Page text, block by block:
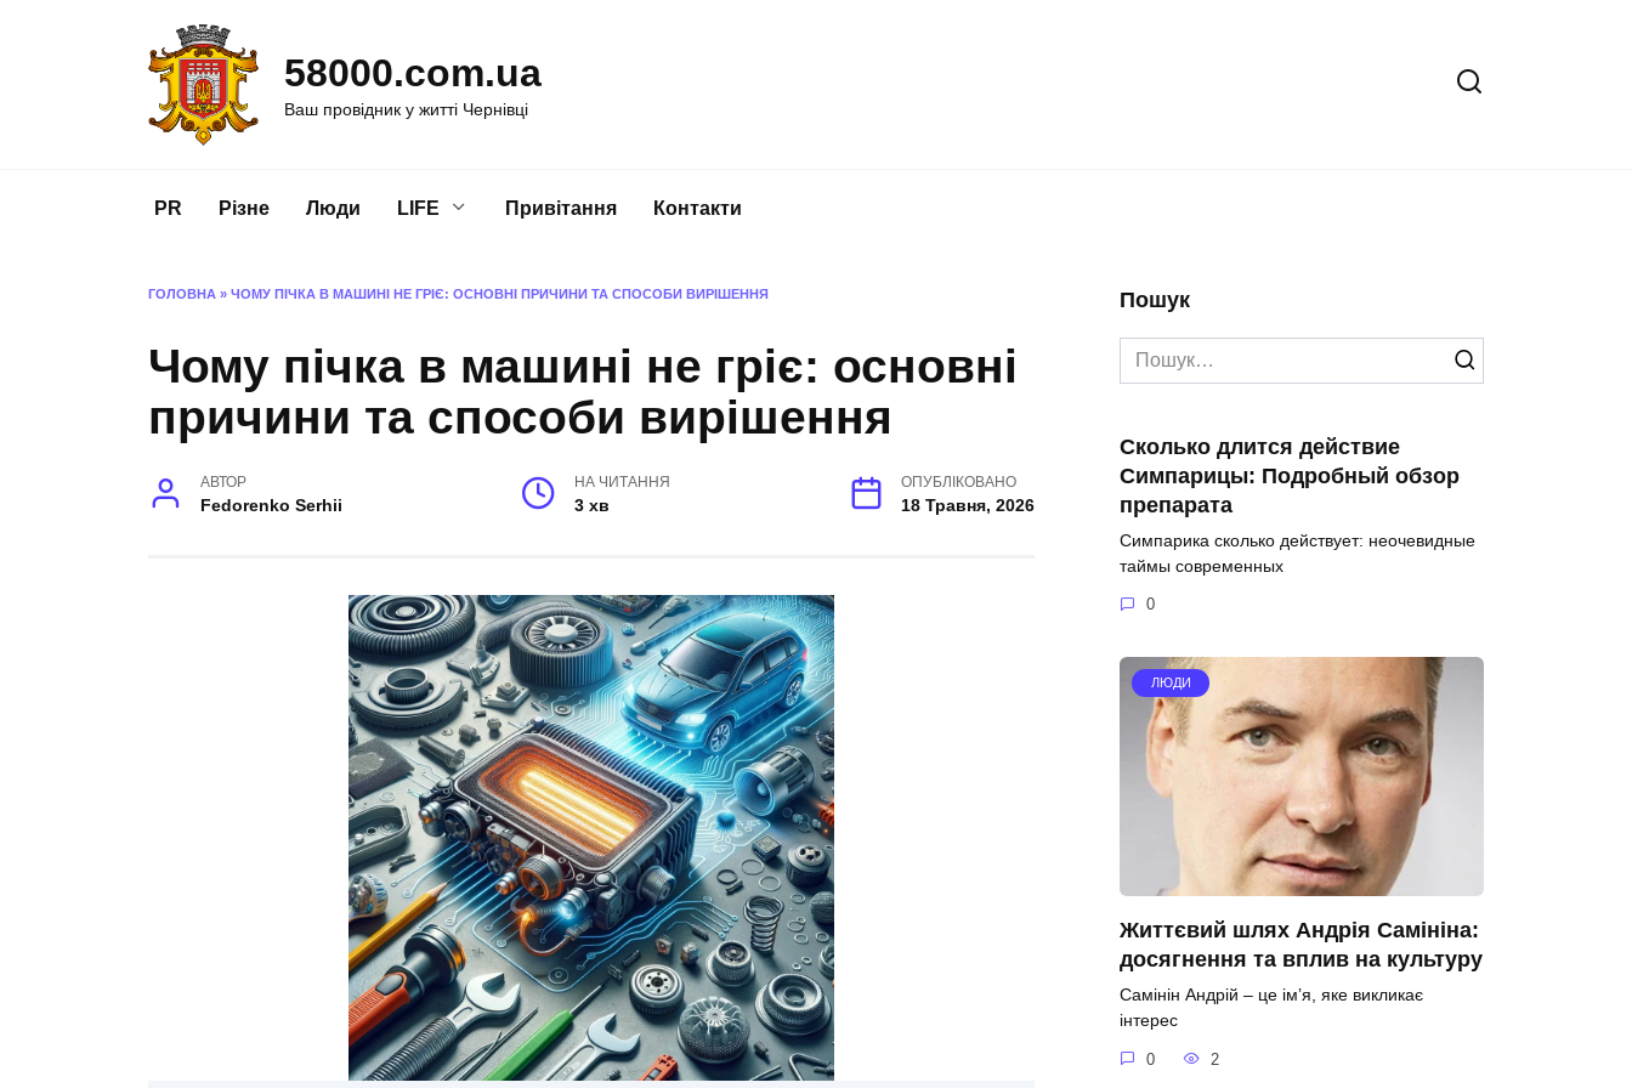
58000.com.ua
Ваш провідник у житті Чернівці
PR Різне Люди LIFE Привітання Контакти
ГОЛОВНА » ЧОМУ ПІЧКА В МАШИНІ НЕ ГРІЄ: ОСНОВНІ ПРИЧИНИ ТА СПОСОБИ ВИРІШЕННЯ
Чому пічка в машині не гріє: основні
причини та способи вирішення
АВТОР
Fedorenko Serhii
НА ЧИТАННЯ
3 хв
ОПУБЛІКОВАНО
18 Травня, 2026
Пошук
Search
for:
Сколько длится действие
Симпарицы: Подробный обзор
препарата
Симпарика сколько действует: неочевидные
таймы современных
0
ЛЮДИ
Життєвий шлях Андрія Самініна:
досягнення та вплив на культуру
Самінін Андрій – це ім’я, яке викликає
інтерес
0 2